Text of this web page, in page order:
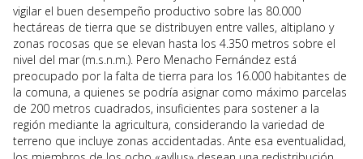
vigilar el buen desempeño productivo sobre las 80.000
hectáreas de tierra que se distribuyen entre valles, altiplano y
zonas rocosas que se elevan hasta los 4.350 metros sobre el
nivel del mar (m.s.n.m.). Pero Menacho Fernández está
preocupado por la falta de tierra para los 16.000 habitantes de
la comuna, a quienes se podría asignar como máximo parcelas
de 200 metros cuadrados, insuficientes para sostener a la
región mediante la agricultura, considerando la variedad de
terreno que incluye zonas accidentadas. Ante esa eventualidad,